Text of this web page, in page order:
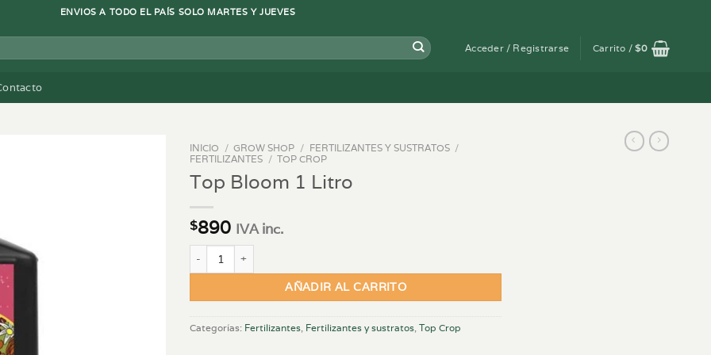
ENVIOS A TODO EL PAÍS SOLO MARTES Y JUEVES
Acceder / Registrarse Carrito /$0
INICIO / GROW SHOP / FERTILIZANTES Y SUSTRATOS /
FERTILIZANTES / TOP CROP
Top Bloom 1 Litro
$890 IVA inc.
AÑADIR AL CARRITO
Categorías: Fertilizantes Fertilizantes y sustratos Top Crop